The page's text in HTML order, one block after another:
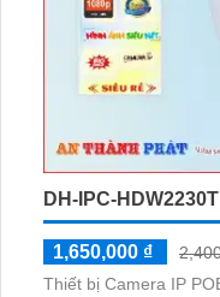
DH-IPC-
1,650,000 ₫
Thiết bị Camera IP